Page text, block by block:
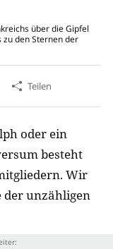
über die Gipfel
den Sternen der
Teilen
oder ein
besteht
Wir
der unzähligen